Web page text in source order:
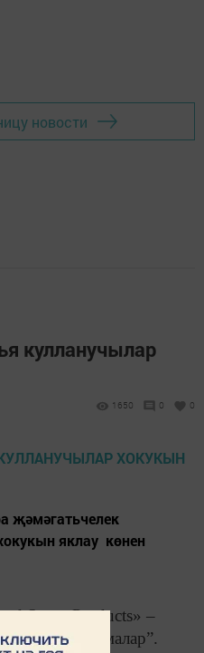
новости
кулланучылар
1650 0 0
җәмәгатьчелек
яклау көнен
Smart Products» –
җайланмалар”.